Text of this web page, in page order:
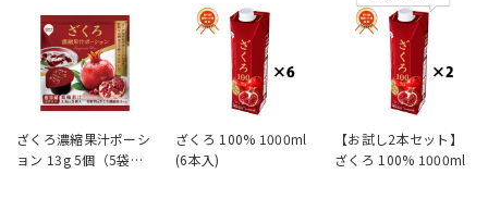
ざくろ濃縮果汁ポーシ
ョン 13g 5個（5袋
ざくろ 100% 1000ml
(6本入)
【お試し2本セット】
ざくろ 100% 1000ml